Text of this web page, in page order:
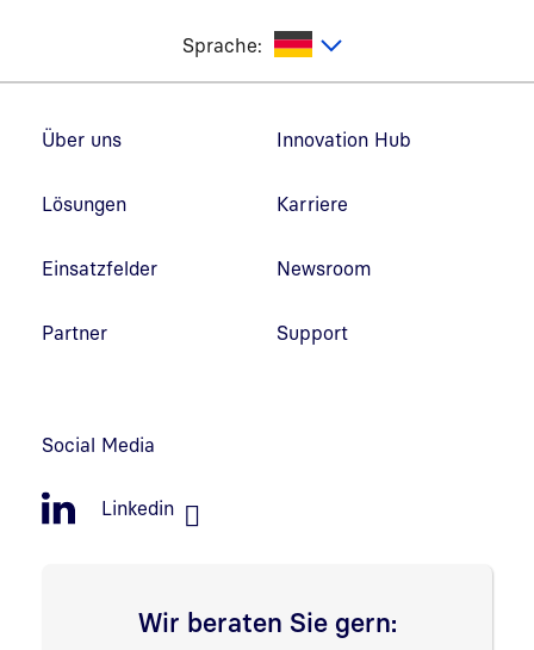
Sprache:
Über uns
Lösungen
Einsatzfelder
Partner
Innovation Hub
Karriere
Newsroom
Support
Social Media
Linkedin
Wir beraten Sie gern: